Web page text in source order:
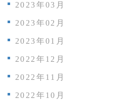
2023年03月
2023年02月
2023年01月
2022年12月
2022年11月
2022年10月